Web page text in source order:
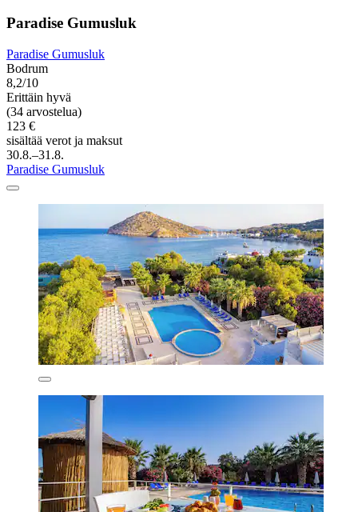
Paradise Gumusluk
Paradise Gumusluk
Bodrum
8,2/10
Erittäin hyvä
(34 arvostelua)
123 €
sisältää verot ja maksut
30.8.–31.8.
Paradise Gumusluk